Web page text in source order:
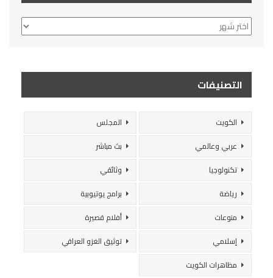
الأرشيف
التصنيفات
الكويت
المجلس
عربي وعالمي
بث مباشر
تكنولوجيا
وثائقي
رياضة
برامج يوتيوبية
منوعات
أفلام قصيرة
إسلامي
توثيق الغزو العراقي
مظاهرات الكويت